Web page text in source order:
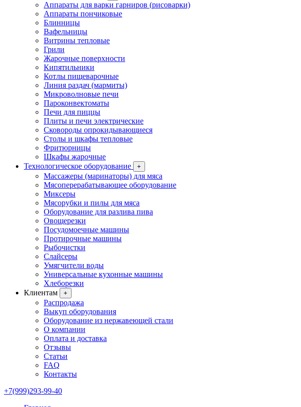
Аппараты для варки гарниров (рисоварки)
Аппараты пончиковые
Блинницы
Вафельницы
Витрины тепловые
Грили
Жарочные поверхности
Кипятильники
Котлы пищеварочные
Линия раздач (мармиты)
Микроволновые печи
Пароконвектоматы
Печи для пиццы
Плиты и печи электрические
Сковороды опрокидывающиеся
Столы и шкафы тепловые
Фритюрницы
Шкафы жарочные
Технологическое оборудование
+
Массажеры (маринаторы) для мяса
Мясоперерабатывающее оборудование
Миксеры
Мясорубки и пилы для мяса
Оборудование для разлива пива
Овощерезки
Посудомоечные машины
Протирочные машины
Рыбочистки
Слайсеры
Умягчители воды
Универсальные кухонные машины
Хлеборезки
Клиентам
+
Распродажа
Выкуп оборудования
Оборудование из нержавеющей стали
О компании
Оплата и доставка
Отзывы
Статьи
FAQ
Контакты
+7(999)293-99-40